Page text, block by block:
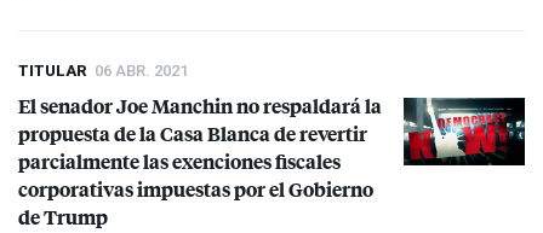
TITULAR 06 ABR. 2021
El senador Joe Manchin no respaldará la
propuesta de la Casa Blanca de revertir
parcialmente las exenciones fiscales
corporativas impuestas por el Gobierno
de Trump